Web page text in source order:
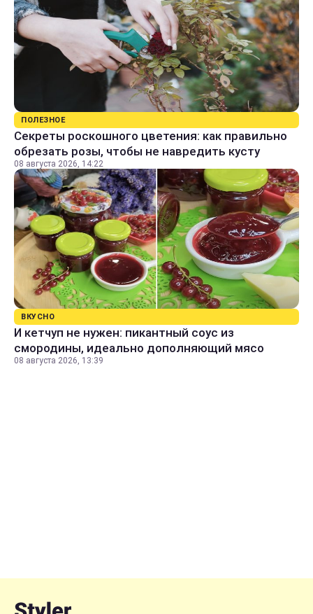
ПОЛЕЗНОЕ
Секреты роскошного цветения: как правильно
обрезать розы, чтобы не навредить кусту
08 августа 2026, 14:22
ВКУСНО
И кетчуп не нужен: пикантный соус из
смородины, идеально дополняющий мясо
08 августа 2026, 13:39